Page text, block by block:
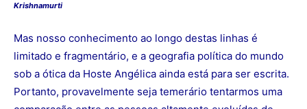
Krishnamurti
Mas nosso conhecimento ao longo destas linhas é
limitado e fragmentário, e a geografia política do mundo
sob a ótica da Hoste Angélica ainda está para ser escrita.
Portanto, provavelmente seja temerário tentarmos uma